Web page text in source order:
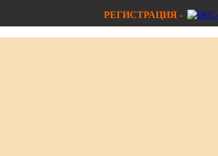
РЕГИСТРАЦИЯ -